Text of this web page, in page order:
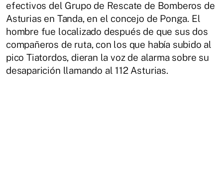
efectivos del Grupo de Rescate de Bomberos de
Asturias en Tanda, en el concejo de Ponga. El
hombre fue localizado después de que sus dos
compañeros de ruta, con los que había subido al
pico Tiatordos, dieran la voz de alarma sobre su
desaparición llamando al 112 Asturias.